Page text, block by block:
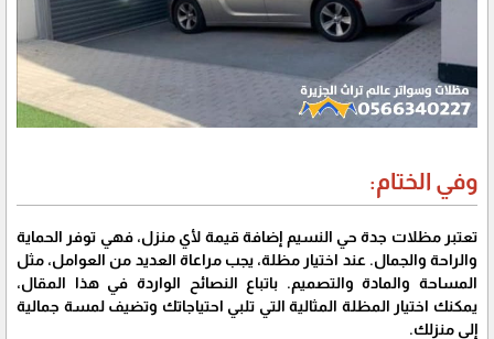
وفي الختام:
تعتبر مظلات جدة حي النسيم إضافة قيمة لأي منزل، فهي توفر الحماية
والراحة والجمال. عند اختيار مظلة، يجب مراعاة العديد من العوامل، مثل
المساحة والمادة والتصميم. باتباع النصائح الواردة في هذا المقال،
يمكنك اختيار المظلة المثالية التي تلبي احتياجاتك وتضيف لمسة جمالية
إلى منزلك.